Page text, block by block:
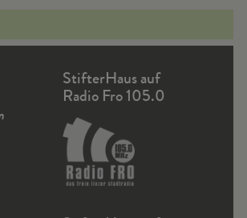
StifterHaus auf
Radio Fro 105.0